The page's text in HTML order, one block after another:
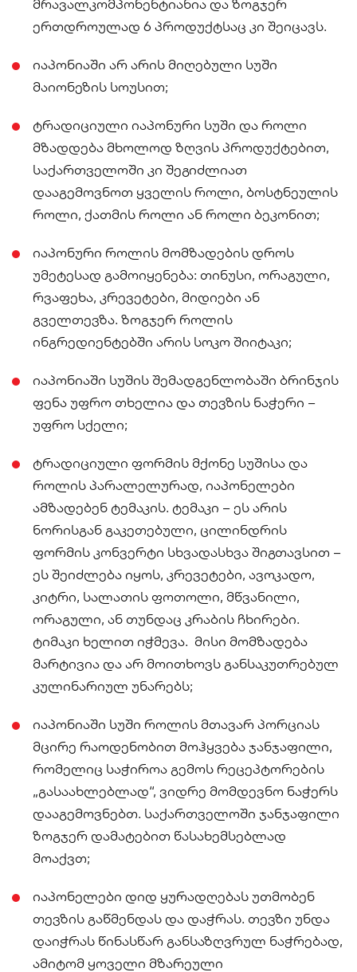
მრავალკომპონენტიანია და ზოგჯერ
ერთდროულად 6 პროდუქტსაც კი შეიცავს.
იაპონიაში არ არის მიღებული სუში
მაიონეზის სოუსით;
ტრადიციული იაპონური სუში და როლი
მზადდება მხოლოდ ზღვის პროდუქტებით,
საქართველოში კი შეგიძლიათ
დააგემოვნოთ ყველის როლი, ბოსტნეულის
როლი, ქათმის როლი ან როლი ბეკონით;
იაპონური როლის მომზადების დროს
უმეტესად გამოიყენება: თინუსი, ორაგული,
რვაფეხა, კრევეტები, მიდიები ან
გველთევზა. ზოგჯერ როლის
ინგრედიენტებში არის სოკო შიიტაკი;
იაპონიაში სუშის შემადგენლობაში ბრინჯის
ფენა უფრო თხელია და თევზის ნაჭერი –
უფრო სქელი;
ტრადიციული ფორმის მქონე სუშისა და
როლის პარალელურად, იაპონელები
ამზადებენ ტემაკის. ტემაკი – ეს არის
ნორისგან გაკეთებული, ცილინდრის
ფორმის კონვერტი სხვადასხვა შიგთავსით –
ეს შეიძლება იყოს, კრევეტები, ავოკადო,
კიტრი, სალათის ფოთოლი, მწვანილი,
ორაგული, ან თუნდაც კრაბის ჩხირები.
ტიმაკი ხელით იჭმევა. მისი მომზადება
მარტივია და არ მოითხოვს განსაკუთრებულ
კულინარიულ უნარებს;
იაპონიაში სუში როლის მთავარ პორციას
მცირე რაოდენობით მოჰყვება ჯანჯაფილი,
რომელიც საჭიროა გემოს რეცეპტორების
„გასაახლებლად“, ვიდრე მომდევნო ნაჭერს
დააგემოვნებთ. საქართველოში ჯანჯაფილი
ზოგჯერ დამატებით წასახემსებლად
მოაქვთ;
იაპონელები დიდ ყურადღებას უთმობენ
თევზის გაწმენდას და დაჭრას. თევზი უნდა
დაიჭრას წინასწარ განსაზღვრულ ნაჭრებად,
ამიტომ ყოველი მზარეული